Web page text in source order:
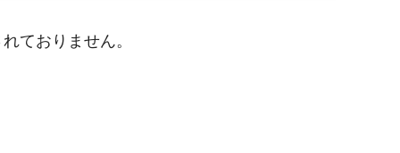
ておりません。